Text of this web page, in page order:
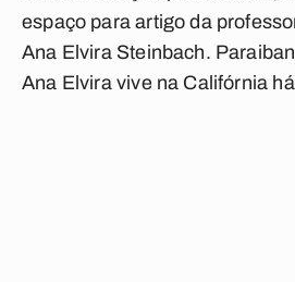
espaço para artigo da
Ana Elvira Steinbach.
Ana Elvira vive na Califórnia